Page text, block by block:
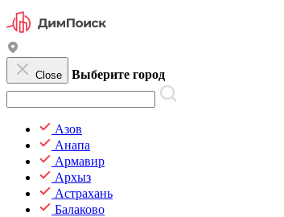
Close Выберите город
Азов
Анапа
Армавир
Архыз
Астрахань
Балаково